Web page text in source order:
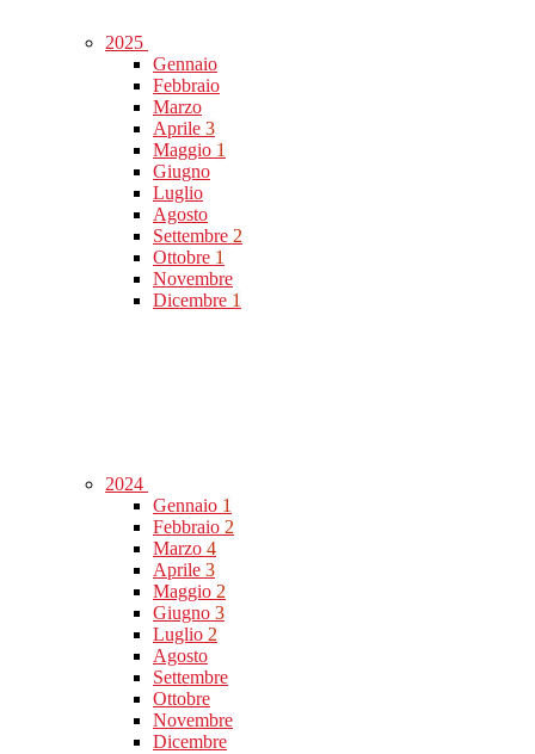
2025
Gennaio
Febbraio
Marzo
Aprile 3
Maggio 1
Giugno
Luglio
Agosto
Settembre 2
Ottobre 1
Novembre
Dicembre 1
2024
Gennaio 1
Febbraio 2
Marzo 4
Aprile 3
Maggio 2
Giugno 3
Luglio 2
Agosto
Settembre
Ottobre
Novembre
Dicembre